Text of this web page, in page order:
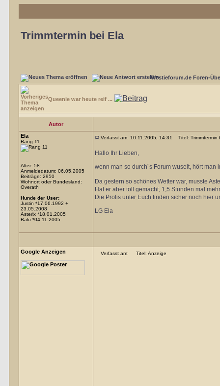
Trimmtermin bei Ela
Westieforum.de Foren-
Queenie war heute reif ...
Autor
Ela
Rang 11
Alter: 58
Anmeldedatum: 06.05.2005
Beiträge: 2950
Wohnort oder Bundesland:
Overath
Hunde der User:
Justin *17.06.1992 +
23.05.2008
Asterix *18.01.2005
Balu *04.11.2005
Verfasst am: 10.11.2005, 14:31 Titel: Trimmtermin
Hallo Ihr Lieben,
wenn man so durch´s Forum wuselt, hört
Da gestern so schönes Wetter war, musste
Hat er aber toll gemacht, 1,5 Stunden mal
Die Profis unter Euch finden sicher noch hier
LG Ela
Google Anzeigen Verfasst am: Titel: Anzeige